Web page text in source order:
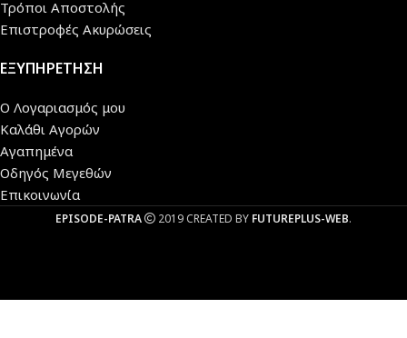
Τρόποι Αποστολής
Επιστροφές Ακυρώσεις
ΕΞΥΠΗΡΕΤΗΣΗ
Ο Λογαριασμός μου
Καλάθι Αγορών
Αγαπημένα
Οδηγός Μεγεθών
Επικοινωνία
EPISODE-PATRA 2019 CREATED BY FUTUREPLUS-WEB.